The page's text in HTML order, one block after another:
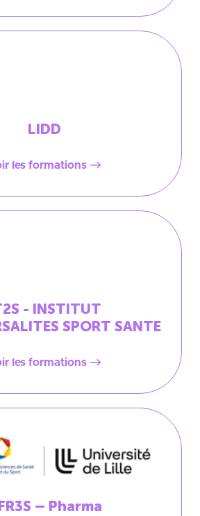
LIDD
les formations
- INSTITUT
SPORT SANTE
les formations
– Pharma